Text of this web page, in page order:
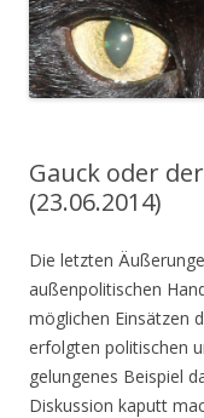
Gauck oder
(23.06.2014)
Die letzten
außenpolitischen
möglichen Einsätzen
erfolgten politischen
gelungenes Beispiel
Diskussion kaputt